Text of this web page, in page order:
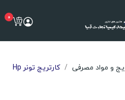
0
و مواد مصرفی
کارتریج تونر Hp